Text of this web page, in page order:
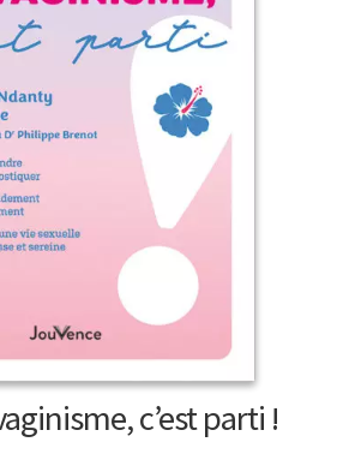
Santé
c’est parti !